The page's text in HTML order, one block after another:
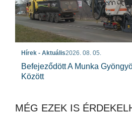
Hírek - Aktuális2026. 08. 05.
Befejeződött A Munka
Között
MÉG EZEK IS